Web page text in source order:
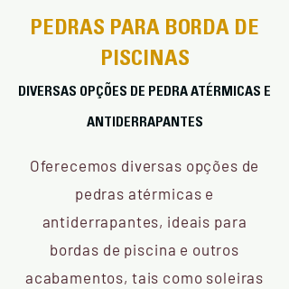
PEDRAS PARA BORDA DE
PISCINAS
DIVERSAS OPÇÕES DE PEDRA ATÉRMICAS E
ANTIDERRAPANTES
Oferecemos diversas opções de
pedras atérmicas e
antiderrapantes, ideais para
bordas de piscina e outros
acabamentos, tais como soleiras